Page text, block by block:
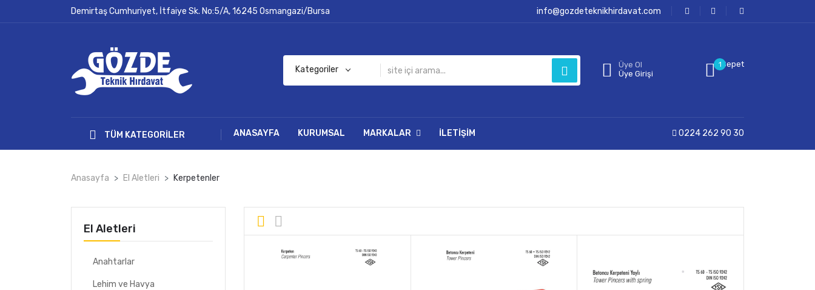
Demirtaş Cumhuriyet, İtfaiye Sk. No:5/A, 16245 Osmangazi/Bursa info@gozdeteknikhirdavat.com
Kategoriler
Üye Ol
Üye Girişi
1 Sepet
TÜM KATEGORILER ANASAYFA KURUMSAL MARKALAR İLETIŞIM 0224 262 90 30
Anasayfa El Aletleri Kerpetenler
El Aletleri
Anahtarlar
Lehim ve Havya